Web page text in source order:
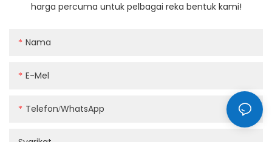
harga percuma untuk pelbagai reka bentuk kami!
Nama
E-Mel
Telefon/whatsApp